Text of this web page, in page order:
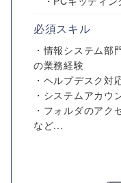
必須スキル
・情報システム部
の業務経験
・ヘルプデスク対
・システムアカウ
・フォルダのアク
など...